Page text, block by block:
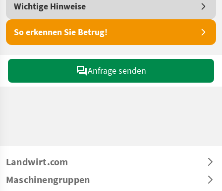
Wichtige Hinweise
So erkennen Sie Betrug!
Anfrage senden
Landwirt.com
Maschinengruppen